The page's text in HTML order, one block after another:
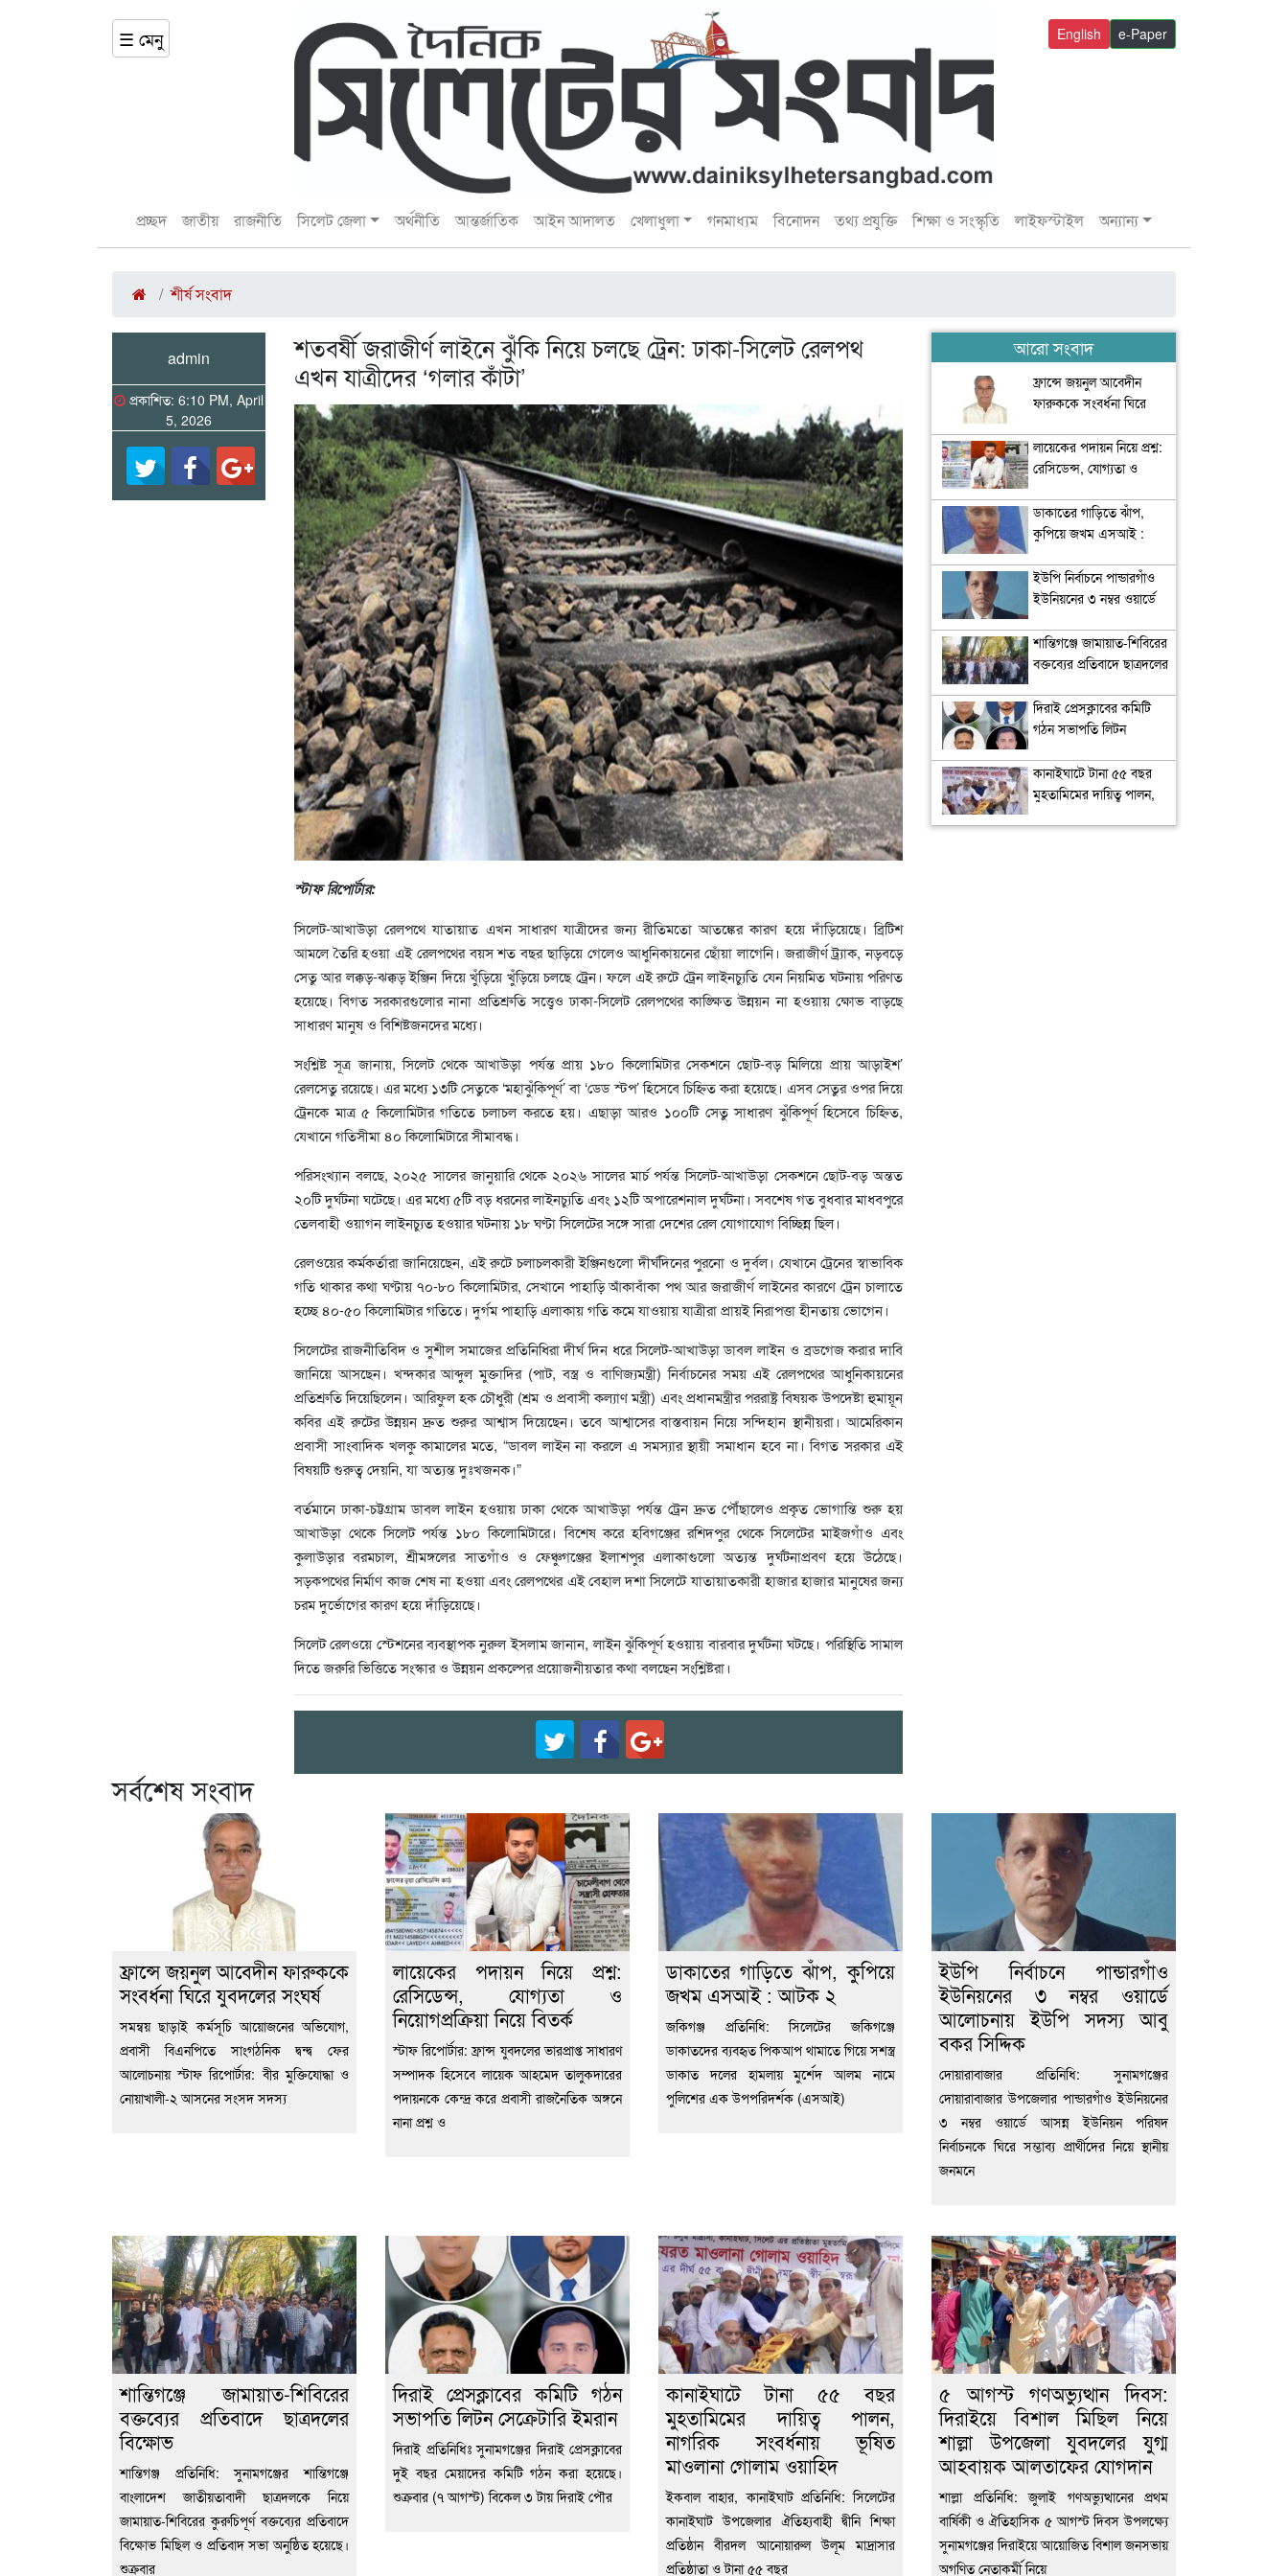
☰ মেনু e-Paper
English
প্রচ্ছদ জাতীয় রাজনীতি সিলেট জেলা অর্থনীতি আন্তর্জাতিক আইন আদালত খেলাধুলা গনমাধ্যম বিনোদন তথ্য প্রযুক্তি শিক্ষা ও সংস্কৃতি লাইফস্টাইল অন্যান্য
শীর্ষ সংবাদ
admin
প্রকাশিত: 6:10 PM, April
5, 2026
শতবর্ষী জরাজীর্ণ লাইনে ঝুঁকি নিয়ে চলছে ট্রেন: ঢাকা-সিলেট রেলপথ
এখন যাত্রীদের ‘গলার কাঁটা’
স্টাফ রিপোর্টার:
সিলেট-আখাউড়া রেলপথে যাতায়াত এখন সাধারণ যাত্রীদের জন্য রীতিমতো আতঙ্কের কারণ হয়ে দাঁড়িয়েছে। ব্রিটিশ
আমলে তৈরি হওয়া এই রেলপথের বয়স শত বছর ছাড়িয়ে গেলেও আধুনিকায়নের ছোঁয়া লাগেনি। জরাজীর্ণ ট্র্যাক, নড়বড়ে
সেতু আর লক্কড়-ঝক্কড় ইঞ্জিন দিয়ে খুঁড়িয়ে খুঁড়িয়ে চলছে ট্রেন। ফলে এই রুটে ট্রেন লাইনচ্যুতি যেন নিয়মিত ঘটনায় পরিণত
হয়েছে। বিগত সরকারগুলোর নানা প্রতিশ্রুতি সত্ত্বেও ঢাকা-সিলেট রেলপথের কাঙ্ক্ষিত উন্নয়ন না হওয়ায় ক্ষোভ বাড়ছে
সাধারণ মানুষ ও বিশিষ্টজনদের মধ্যে।
সংশ্লিষ্ট সূত্র জানায়, সিলেট থেকে আখাউড়া পর্যন্ত প্রায় ১৮০ কিলোমিটার সেকশনে ছোট-বড় মিলিয়ে প্রায় আড়াইশ’
রেলসেতু রয়েছে। এর মধ্যে ১৩টি সেতুকে ‘মহাঝুঁকিপূর্ণ’ বা ‘ডেড স্টপ’ হিসেবে চিহ্নিত করা হয়েছে। এসব সেতুর ওপর দিয়ে
ট্রেনকে মাত্র ৫ কিলোমিটার গতিতে চলাচল করতে হয়। এছাড়া আরও ১০০টি সেতু সাধারণ ঝুঁকিপূর্ণ হিসেবে চিহ্নিত,
যেখানে গতিসীমা ৪০ কিলোমিটারে সীমাবদ্ধ।
পরিসংখ্যান বলছে, ২০২৫ সালের জানুয়ারি থেকে ২০২৬ সালের মার্চ পর্যন্ত সিলেট-আখাউড়া সেকশনে ছোট-বড় অন্তত
২০টি দুর্ঘটনা ঘটেছে। এর মধ্যে ৫টি বড় ধরনের লাইনচ্যুতি এবং ১২টি অপারেশনাল দুর্ঘটনা। সবশেষ গত বুধবার মাধবপুরে
তেলবাহী ওয়াগন লাইনচ্যুত হওয়ার ঘটনায় ১৮ ঘণ্টা সিলেটের সঙ্গে সারা দেশের রেল যোগাযোগ বিচ্ছিন্ন ছিল।
রেলওয়ের কর্মকর্তারা জানিয়েছেন, এই রুটে চলাচলকারী ইঞ্জিনগুলো দীর্ঘদিনের পুরনো ও দুর্বল। যেখানে ট্রেনের স্বাভাবিক
গতি থাকার কথা ঘণ্টায় ৭০-৮০ কিলোমিটার, সেখানে পাহাড়ি আঁকাবাঁকা পথ আর জরাজীর্ণ লাইনের কারণে ট্রেন চালাতে
হচ্ছে ৪০-৫০ কিলোমিটার গতিতে। দুর্গম পাহাড়ি এলাকায় গতি কমে যাওয়ায় যাত্রীরা প্রায়ই নিরাপত্তা হীনতায় ভোগেন।
সিলেটের রাজনীতিবিদ ও সুশীল সমাজের প্রতিনিধিরা দীর্ঘ দিন ধরে সিলেট-আখাউড়া ডাবল লাইন ও ব্রডগেজ করার দাবি
জানিয়ে আসছেন। খন্দকার আব্দুল মুক্তাদির (পাট, বস্ত্র ও বাণিজ্যমন্ত্রী) নির্বাচনের সময় এই রেলপথের আধুনিকায়নের
প্রতিশ্রুতি দিয়েছিলেন। আরিফুল হক চৌধুরী (শ্রম ও প্রবাসী কল্যাণ মন্ত্রী) এবং প্রধানমন্ত্রীর পররাষ্ট্র বিষয়ক উপদেষ্টা হুমায়ূন
কবির এই রুটের উন্নয়ন দ্রুত শুরুর আশ্বাস দিয়েছেন। তবে আশ্বাসের বাস্তবায়ন নিয়ে সন্দিহান স্থানীয়রা। আমেরিকান
প্রবাসী সাংবাদিক খলকু কামালের মতে, “ডাবল লাইন না করলে এ সমস্যার স্থায়ী সমাধান হবে না। বিগত সরকার এই
বিষয়টি গুরুত্ব দেয়নি, যা অত্যন্ত দুঃখজনক।”
বর্তমানে ঢাকা-চট্টগ্রাম ডাবল লাইন হওয়ায় ঢাকা থেকে আখাউড়া পর্যন্ত ট্রেন দ্রুত পৌঁছালেও প্রকৃত ভোগান্তি শুরু হয়
আখাউড়া থেকে সিলেট পর্যন্ত ১৮০ কিলোমিটারে। বিশেষ করে হবিগঞ্জের রশিদপুর থেকে সিলেটের মাইজগাঁও এবং
কুলাউড়ার বরমচাল, শ্রীমঙ্গলের সাতগাঁও ও ফেঞ্চুগঞ্জের ইলাশপুর এলাকাগুলো অত্যন্ত দুর্ঘটনাপ্রবণ হয়ে উঠেছে।
সড়কপথের নির্মাণ কাজ শেষ না হওয়া এবং রেলপথের এই বেহাল দশা সিলেটে যাতায়াতকারী হাজার হাজার মানুষের জন্য
চরম দুর্ভোগের কারণ হয়ে দাঁড়িয়েছে।
সিলেট রেলওয়ে স্টেশনের ব্যবস্থাপক নুরুল ইসলাম জানান, লাইন ঝুঁকিপূর্ণ হওয়ায় বারবার দুর্ঘটনা ঘটছে। পরিস্থিতি সামাল
দিতে জরুরি ভিত্তিতে সংস্কার ও উন্নয়ন প্রকল্পের প্রয়োজনীয়তার কথা বলছেন সংশ্লিষ্টরা।
আরো সংবাদ
ফ্রান্সে জয়নুল আবেদীন
ফারুককে সংবর্ধনা ঘিরে
লায়েকের পদায়ন নিয়ে প্রশ্ন:
রেসিডেন্স, যোগ্যতা ও
ডাকাতের গাড়িতে ঝাঁপ,
কুপিয়ে জখম এসআই :
ইউপি নির্বাচনে পান্ডারগাঁও
ইউনিয়নের ৩ নম্বর ওয়ার্ডে
আবু বকর সিদ্দিক
শান্তিগঞ্জে জামায়াত-শিবিরের
বক্তব্যের প্রতিবাদে ছাত্রদলের
দিরাই প্রেসক্লাবের কমিটি
গঠন সভাপতি লিটন
কানাইঘাটে টানা ৫৫ বছর
মুহতামিমের দায়িত্ব পালন,
মাওলানা গোলাম ওয়াহিদ
সর্বশেষ সংবাদ
ফ্রান্সে জয়নুল আবেদীন ফারুককে
সংবর্ধনা ঘিরে যুবদলের সংঘর্ষ
সমন্বয় ছাড়াই কর্মসূচি আয়োজনের অভিযোগ,
প্রবাসী বিএনপিতে সাংগঠনিক দ্বন্দ্ব ফের
আলোচনায় স্টাফ রিপোর্টার: বীর মুক্তিযোদ্ধা ও
নোয়াখালী-২ আসনের সংসদ সদস্য
লায়েকের পদায়ন নিয়ে প্রশ্ন:
রেসিডেন্স, যোগ্যতা ও
নিয়োগপ্রক্রিয়া নিয়ে বিতর্ক
স্টাফ রিপোর্টার: ফ্রান্স যুবদলের ভারপ্রাপ্ত সাধারণ
সম্পাদক হিসেবে লায়েক আহমেদ তালুকদারের
পদায়নকে কেন্দ্র করে প্রবাসী রাজনৈতিক অঙ্গনে
নানা প্রশ্ন ও
ডাকাতের গাড়িতে ঝাঁপ, কুপিয়ে
জখম এসআই : আটক ২
জকিগঞ্জ প্রতিনিধি: সিলেটের জকিগঞ্জে
ডাকাতদের ব্যবহৃত পিকআপ থামাতে গিয়ে সশস্ত্র
ডাকাত দলের হামলায় মুর্শেদ আলম নামে
পুলিশের এক উপপরিদর্শক (এসআই)
ইউপি নির্বাচনে পান্ডারগাঁও
ইউনিয়নের ৩ নম্বর ওয়ার্ডে
আলোচনায় ইউপি সদস্য আবু
বকর সিদ্দিক
দোয়ারাবাজার প্রতিনিধি: সুনামগঞ্জের
দোয়ারাবাজার উপজেলার পান্ডারগাঁও ইউনিয়নের
৩ নম্বর ওয়ার্ডে আসন্ন ইউনিয়ন পরিষদ
নির্বাচনকে ঘিরে সম্ভাব্য প্রার্থীদের নিয়ে স্থানীয়
জনমনে
শান্তিগঞ্জে জামায়াত-শিবিরের
বক্তব্যের প্রতিবাদে ছাত্রদলের
বিক্ষোভ
শান্তিগঞ্জ প্রতিনিধি: সুনামগঞ্জের শান্তিগঞ্জে
বাংলাদেশ জাতীয়তাবাদী ছাত্রদলকে নিয়ে
জামায়াত-শিবিরের কুরুচিপূর্ণ বক্তব্যের প্রতিবাদে
বিক্ষোভ মিছিল ও প্রতিবাদ সভা অনুষ্ঠিত হয়েছে।
শুক্রবার
দিরাই প্রেসক্লাবের কমিটি গঠন
সভাপতি লিটন সেক্রেটারি ইমরান
দিরাই প্রতিনিধিঃ সুনামগঞ্জের দিরাই প্রেসক্লাবের
দুই বছর মেয়াদের কমিটি গঠন করা হয়েছে।
শুক্রবার (৭ আগস্ট) বিকেল ৩ টায় দিরাই পৌর
কানাইঘাটে টানা ৫৫ বছর
মুহতামিমের দায়িত্ব পালন,
নাগরিক সংবর্ধনায় ভূষিত
মাওলানা গোলাম ওয়াহিদ
ইকবাল বাহার, কানাইঘাট প্রতিনিধি: সিলেটের
কানাইঘাট উপজেলার ঐতিহ্যবাহী দ্বীনি শিক্ষা
প্রতিষ্ঠান বীরদল আনোয়ারুল উলূম মাদ্রাসার
প্রতিষ্ঠাতা ও টানা ৫৫ বছর
৫ আগস্ট গণঅভ্যুত্থান দিবস:
দিরাইয়ে বিশাল মিছিল নিয়ে
শাল্লা উপজেলা যুবদলের যুগ্ম
আহবায়ক আলতাফের যোগদান
শাল্লা প্রতিনিধি: জুলাই গণঅভ্যুত্থানের প্রথম
বার্ষিকী ও ঐতিহাসিক ৫ আগস্ট দিবস উপলক্ষ্যে
সুনামগঞ্জের দিরাইয়ে আয়োজিত বিশাল জনসভায়
অগণিত নেতাকর্মী নিয়ে